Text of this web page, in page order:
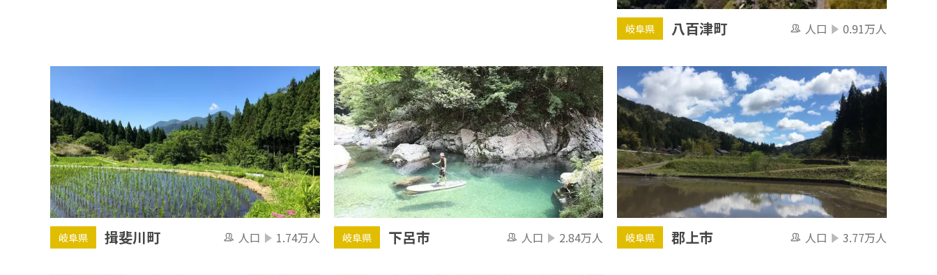
岐阜県 八百津町 人口 0.91万人
岐阜県 揖斐川町 人口 1.74万人 岐阜県 下呂市 人口 2.84万人 岐阜県 郡上市 人口 3.77万人